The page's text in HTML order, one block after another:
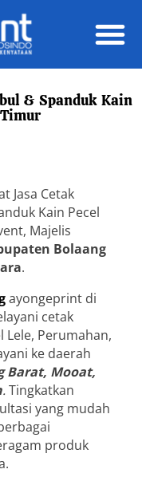
& Spanduk Kain
Jasa Cetak
Kain Pecel
Majelis
Bolaang
.
ayongeprint di
cetak
Lele, Perumahan,
ke daerah
Barat, Mooat,
.Tingkatkan
yang mudah
produk